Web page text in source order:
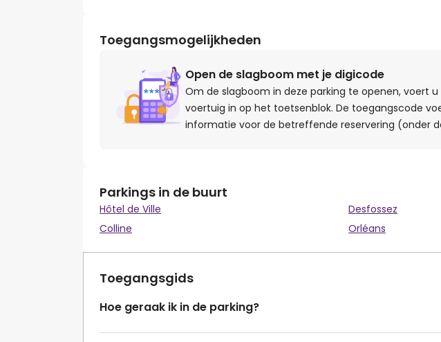
Toegangsmogelijkheden
Open de slagboom met je digicode
Om de slagboom in deze parking te openen, voert
voertuig in op het toetsenblok. De toegangscode
informatie voor de betreffende reservering (onder
Parkings in de buurt
Hôtel de Ville
Desfossez
Colline
Orléans
Toegangsgids
Hoe geraak ik in de parking?